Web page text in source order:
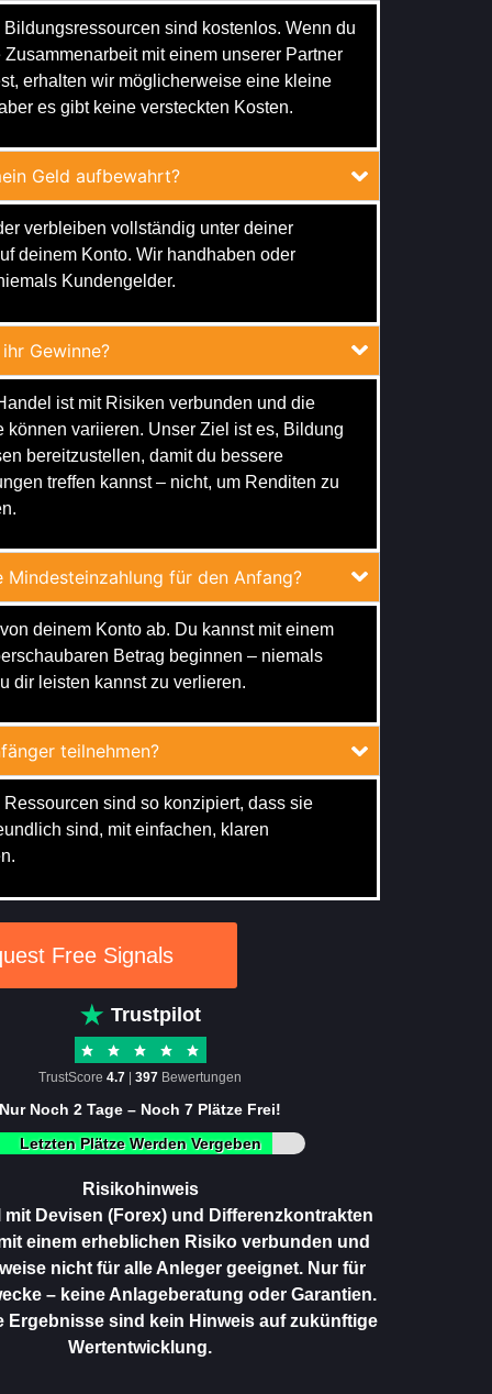
Bildungsressourcen sind kostenlos. Wenn du
Zusammenarbeit mit einem unserer Partner
erhalten wir möglicherweise eine kleine
es gibt keine versteckten Kosten.
Geld aufbewahrt?
verbleiben vollständig unter deiner
deinem Konto. Wir handhaben oder
Kundengelder.
Gewinne?
ist mit Risiken verbunden und die
können variieren. Unser Ziel ist es, Bildung
bereitzustellen, damit du bessere
treffen kannst – nicht, um Renditen zu
Mindesteinzahlung für den Anfang?
deinem Konto ab. Du kannst mit einem
Betrag beginnen – niemals
dir leisten kannst zu verlieren.
teilnehmen?
Ressourcen sind so konzipiert, dass sie
sind, mit einfachen, klaren
Free Signals
Trustpilot
TrustScore4.7 |397 Bewertungen
Nur Noch 2 Tage – Noch 7 Plätze Frei!
Letzten Plätze Werden Vergeben
Risikohinweis
mit Devisen (Forex) und Differenzkontrakten
einem erheblichen Risiko verbunden und
nicht für alle Anleger geeignet. Nur für
– keine Anlageberatung oder Garantien.
Ergebnisse sind kein Hinweis auf zukünftige
Wertentwicklung.